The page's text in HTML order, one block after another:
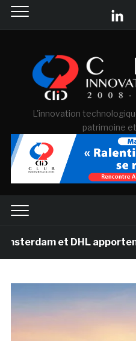
L'innovation
patrimoine
et DHL apportent l’art